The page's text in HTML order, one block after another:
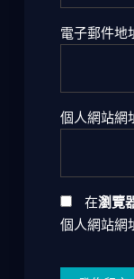
電子郵件地
個人網站網
在瀏覽
個人網站網